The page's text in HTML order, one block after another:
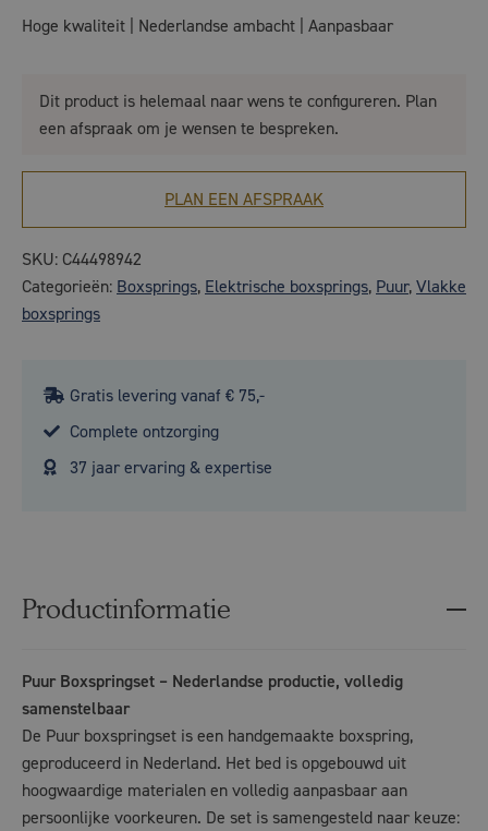
Hoge kwaliteit | Nederlandse ambacht | Aanpasbaar
Dit product is helemaal naar wens te configureren. Plan
een afspraak om je wensen te bespreken.
PLAN EEN AFSPRAAK
SKU: C44498942
Categorieën: Boxsprings, Elektrische boxsprings, Puur,Vlakke
boxsprings
Gratis levering vanaf € 75,-
Complete ontzorging
37 jaar ervaring & expertise
Productinformatie
Puur Boxspringset – Nederlandse productie, volledig
samenstelbaar
De Puur boxspringset is een handgemaakte boxspring,
geproduceerd in Nederland. Het bed is opgebouwd uit
hoogwaardige materialen en volledig aanpasbaar aan
persoonlijke voorkeuren. De set is samengesteld naar keuze: